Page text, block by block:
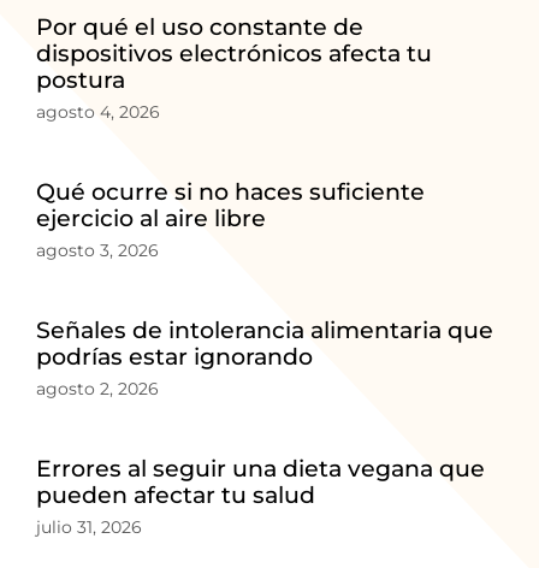
Por qué el uso constante de
dispositivos electrónicos afecta tu
postura
agosto 4, 2026
Qué ocurre si no haces suficiente
ejercicio al aire libre
agosto 3, 2026
Señales de intolerancia alimentaria que
podrías estar ignorando
agosto 2, 2026
Errores al seguir una dieta vegana que
pueden afectar tu salud
julio 31, 2026